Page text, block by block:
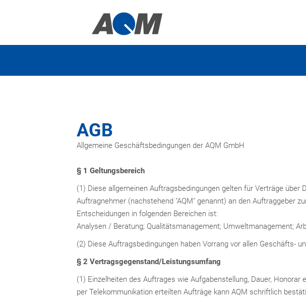
AGB
Allgemeine Geschäftsbedingungen der AQM GmbH
§ 1 Geltungsbereich
(1) Diese allgemeinen Auftragsbedingungen gelten für Verträge
Auftragnehmer (nachstehend "AQM" genannt) an den Auftraggeber
Entscheidungen in folgenden Bereichen ist:
Analysen / Beratung; Qualitätsmanagement; Umweltmanagement;
(2) Diese Auftragsbedingungen haben Vorrang vor allen Geschäfts-
§ 2 Vertragsgegenstand/Leistungsumfang
(1) Einzelheiten des Auftrages wie Aufgabenstellung, Dauer,
per Telekommunikation erteilten Aufträge kann AQM schriftlich